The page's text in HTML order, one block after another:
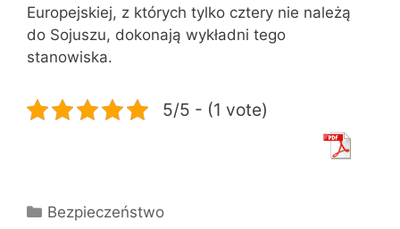
Europejskiej, z których tylko cztery nie należą
do Sojuszu, dokonają wykładni tego
stanowiska.
5/5 - (1 vote)
Kategorie
Bezpieczeństwo